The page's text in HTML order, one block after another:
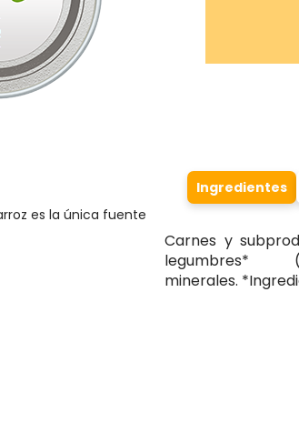
es la única fuente
Ingredientes
Carnes y
legumbres*
minerales.